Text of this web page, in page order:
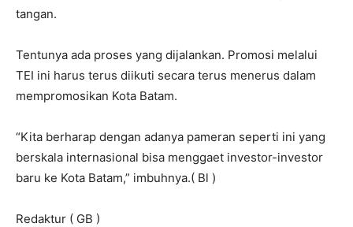
tangan.
Tentunya ada proses yang dijalankan. Promosi melalui
TEI ini harus terus diikuti secara terus menerus dalam
mempromosikan Kota Batam.
“Kita berharap dengan adanya pameran seperti ini yang
berskala internasional bisa menggaet investor-investor
baru ke Kota Batam,” imbuhnya.( Bl )
Redaktur ( GB )